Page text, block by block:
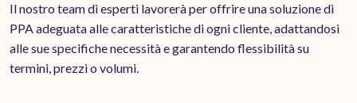
Il nostro team di esperti lavorerà per offrire una soluzione di
PPA adeguata alle caratteristiche di ogni cliente, adattandosi
alle sue specifiche necessità e garantendo flessibilità su
termini, prezzi o volumi.